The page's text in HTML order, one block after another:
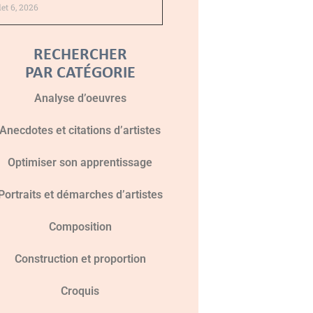
6, 2026
RECHERCHER
PAR CATÉGORIE
Analyse d’oeuvres
Anecdotes et citations d’artistes
Optimiser son apprentissage
et démarches d’artistes
Composition
Construction et proportion
Croquis